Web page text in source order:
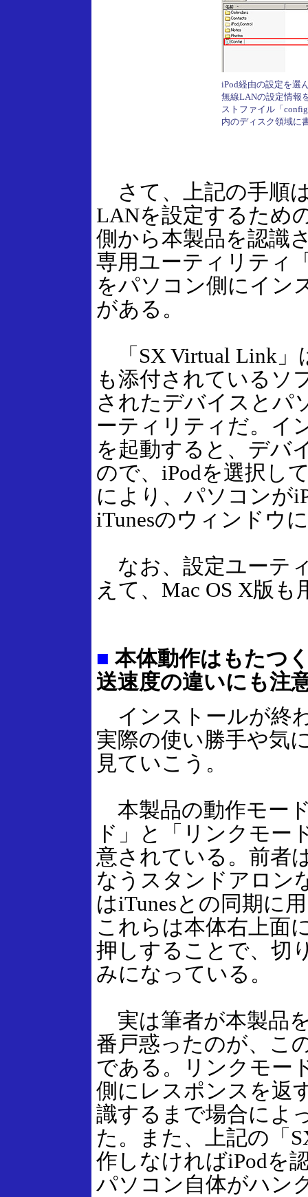
iPod経由の設定を選
無線LANの設定情報
ストファイル「
内のディスク領域に
さて、上記の手順
LANを設定するため
側から本製品を認識
専用ユーティリティ
をパソコン側にイン
がある。
「SX Virtual Link」
も添付されているソ
されたデバイスとパ
ーティリティだ。イ
を起動すると、デバ
ので、iPodを選択し
により、パソコンが
iTunesのウィンドウ
なお、設定ユーテ
えて、Mac OS X版
■ 本体動作はもたつ
送速度の違いにも注
インストールが終
実際の使い勝手や気
見ていこう。
本製品の動作モー
ド」と「リンクモー
意されている。前者
なうスタンドアロン
はiTunesとの同期に
これらは本体右上面
押しすることで、切
みになっている。
実は筆者が本製品
番戸惑ったのが、こ
である。リンクモー
側にレスポンスを返
識するまで場合によ
た。また、上記の「
作しなければiPodを
パソコン自体がハン